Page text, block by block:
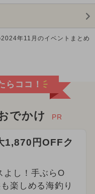
2024年11月のイベントまとめ
らココ！
でかけ PR
1,870円OFFク
よし！手ぶらO
楽しめる海釣り